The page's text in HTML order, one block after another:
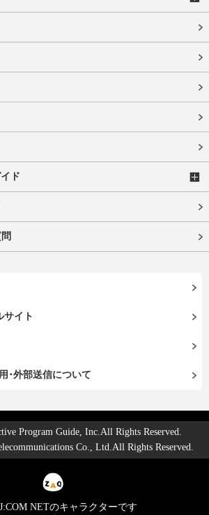
ド
サイト
･外部送信について
Program Guide, Inc.All Rights Reserved.
Co., Ltd.All Rights Reserved.
NETのキャラクターです